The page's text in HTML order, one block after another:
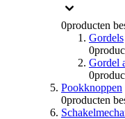
0producten
Gordels
0
Gordel
0
Pookknoppen
0producten